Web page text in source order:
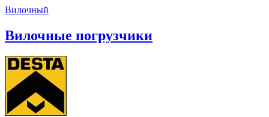
Вилочный
Вилочные погрузчики